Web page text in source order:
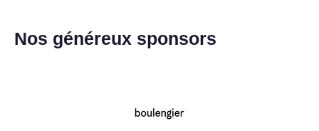
Nos généreux sponsors